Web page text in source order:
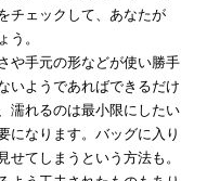
チェックして、あなたが
う。
や手元の形などが使い勝手
いようであればできるだけ
濡れるのは最小限にしたい
になります。バッグに入り
せてしまうという方法も。